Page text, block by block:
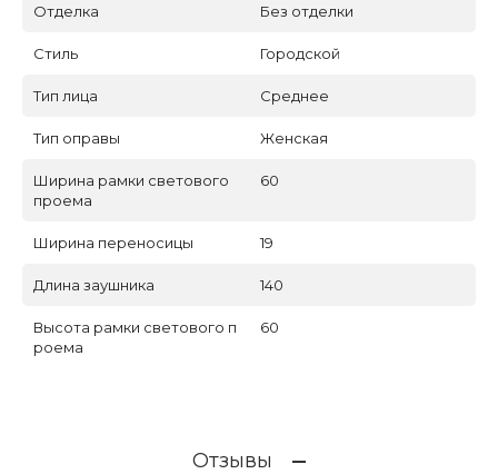
Отделка Без отделки
Стиль Городской
Тип лица Среднее
Тип оправы Женская
Ширина рамки светового
проема
60
Ширина переносицы 19
Длина заушника 140
Высота рамки светового п
роема
60
Отзывы